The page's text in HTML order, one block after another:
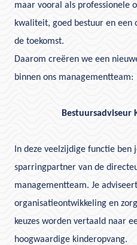
maar vooral als professionele
kwaliteit, goed bestuur en een
de toekomst.
Daarom creëren we een
binnen ons managementteam:
Bestuursadviseur
In deze veelzijdige functie ben
sparringpartner van de
managementteam. Je
organisatieontwikkeling en
keuzes worden vertaald naar
hoogwaardige kinderopvang.